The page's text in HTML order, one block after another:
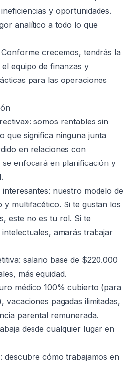
y oportunidades.
analítico a todo lo que
Conforme crecemos, tendrás la
equipo de finanzas y
para las operaciones
somos rentables sin
que significa ninguna junta
en relaciones con
enfocará en planificación y
nuestro modelo de
y multifacético. Si te gustan los
este no es tu rol. Si te
amarás trabajar
salario base de $220.000
más equidad.
médico 100% cubierto (para
vacaciones pagadas ilimitadas,
parental remunerada.
desde cualquier lugar en
descubre cómo trabajamos en